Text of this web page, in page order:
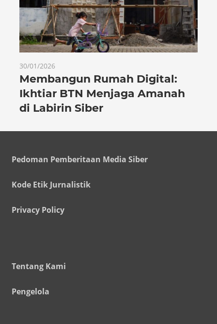
30/01/2026
Membangun Rumah Digital:
Ikhtiar BTN Menjaga Amanah
di Labirin Siber
Pedoman Pemberitaan Media Siber
Kode Etik Jurnalistik
Privacy Policy
Tentang Kami
Pengelola